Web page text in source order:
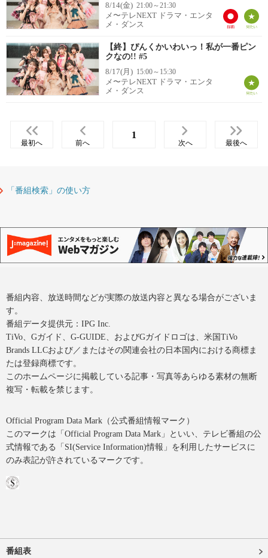
8/14(金) 21:00～21:30
メ〜テレNEXT ドラマ・エンタ
メ・ダンス
【終】ぴんくかいわいっ！私が一番ピン
クなの!! #5
8/17(月) 15:00～15:30
メ〜テレNEXT ドラマ・エンタ
メ・ダンス
最初へ 前へ
1
次へ 最後へ
「番組検索」の使い方
番組内容、放送時間などが実際の放送内容と異なる場合がございま
す。
番組データ提供元：IPG Inc.
TiVo、Gガイド、G-GUIDE、およびGガイドロゴは、米国TiVo
Brands LLCおよび／またはその関連会社の日本国内における商標ま
たは登録商標です。
このホームページに掲載している記事・写真等あらゆる素材の無断
複写・転載を禁じます。
Official Program Data Mark（公式番組情報マーク）
このマークは「Official Program Data Mark」といい、テレビ番組の公
式情報である「SI(Service Information)情報」を利用したサービスに
のみ表記が許されているマークです。
番組表